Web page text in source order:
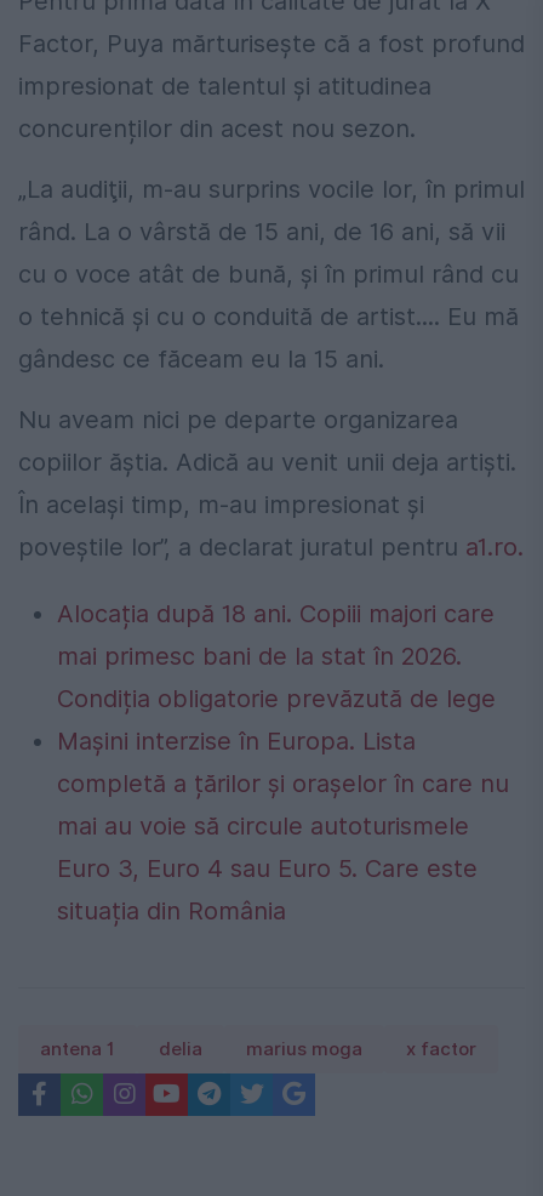
Factor, Puya mărturisește că a fost profund
impresionat de talentul și atitudinea
concurenților din acest nou sezon.
„La audiţii, m-au surprins vocile lor, în primul
rând. La o vârstă de 15 ani, de 16 ani, să vii
cu o voce atât de bună, și în primul rând cu
o tehnică și cu o conduită de artist.... Eu mă
gândesc ce făceam eu la 15 ani.
Nu aveam nici pe departe organizarea
copiilor ăștia. Adică au venit unii deja artiști.
În același timp, m-au impresionat și
poveștile lor”, a declarat juratul pentru a1.ro.
Alocația după 18 ani. Copiii majori care
mai primesc bani de la stat în 2026.
Condiția obligatorie prevăzută de lege
Mașini interzise în Europa. Lista
completă a țărilor și orașelor în care nu
mai au voie să circule autoturismele
Euro 3, Euro 4 sau Euro 5. Care este
situația din România
antena 1 delia marius moga x factor